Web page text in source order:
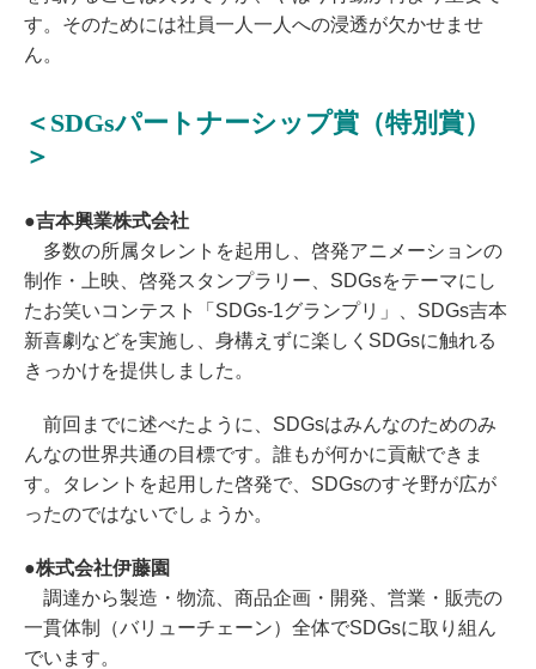
す。そのためには社員一人一人への浸透が欠かせませ
ん。
＜SDGsパートナーシップ賞（特別賞）
＞
●吉本興業株式会社
多数の所属タレントを起用し、啓発アニメーションの
制作・上映、啓発スタンプラリー、SDGsをテーマにし
たお笑いコンテスト「SDGs-1グランプリ」、SDGs吉本
新喜劇などを実施し、身構えずに楽しくSDGsに触れる
きっかけを提供しました。
前回までに述べたように、SDGsはみんなのためのみ
んなの世界共通の目標です。誰もが何かに貢献できま
す。タレントを起用した啓発で、SDGsのすそ野が広が
ったのではないでしょうか。
●株式会社伊藤園
調達から製造・物流、商品企画・開発、営業・販売の
一貫体制（バリューチェーン）全体でSDGsに取り組ん
でいます。